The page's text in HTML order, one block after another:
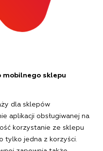
mobilnego sklepu
dla sklepów
aplikacji obsługiwanej na
korzystanie ze sklepu
tylko jedna z korzyści.